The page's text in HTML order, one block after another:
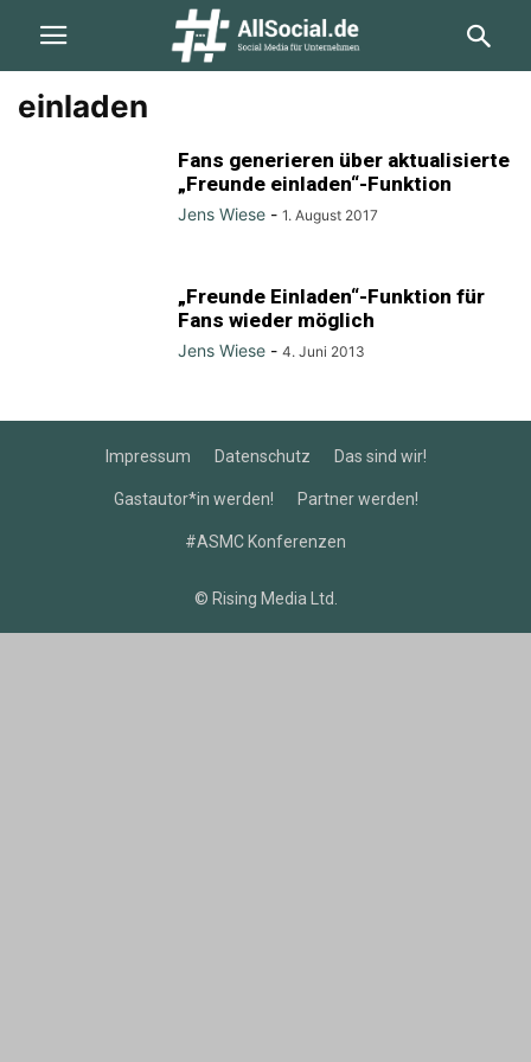
einladen
Fans generieren über aktualisierte
„Freunde einladen“-Funktion
Jens Wiese - 1. August 2017
„Freunde Einladen“-Funktion für
Fans wieder möglich
Jens Wiese - 4. Juni 2013
Impressum Datenschutz Das sind wir!
Gastautor*in werden! Partner werden!
#ASMC Konferenzen
© Rising Media Ltd.